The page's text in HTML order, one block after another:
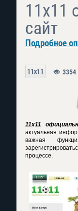
11x11
сайт
Подробное
11x11 3354
11x11
актуальная
важная
процессе.